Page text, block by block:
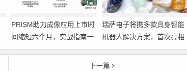
PRISM助力成像应用上市时
间缩短六个月，实战指南一
文解读
瑞萨电子将携多款具身智能
机器人解决方案，首次亮相
2026中国具身智能机器人产
业大会
下一篇